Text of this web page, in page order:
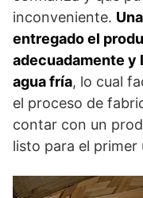
inconveniente.
entregado el
adecuadamente y
agua fría, lo cual
el proceso de
contar con un
listo para el primer